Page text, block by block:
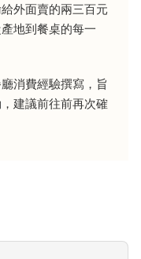
外面賣的兩三百元
地到餐桌的每一
消費經驗撰寫，旨
建議前往前再次確